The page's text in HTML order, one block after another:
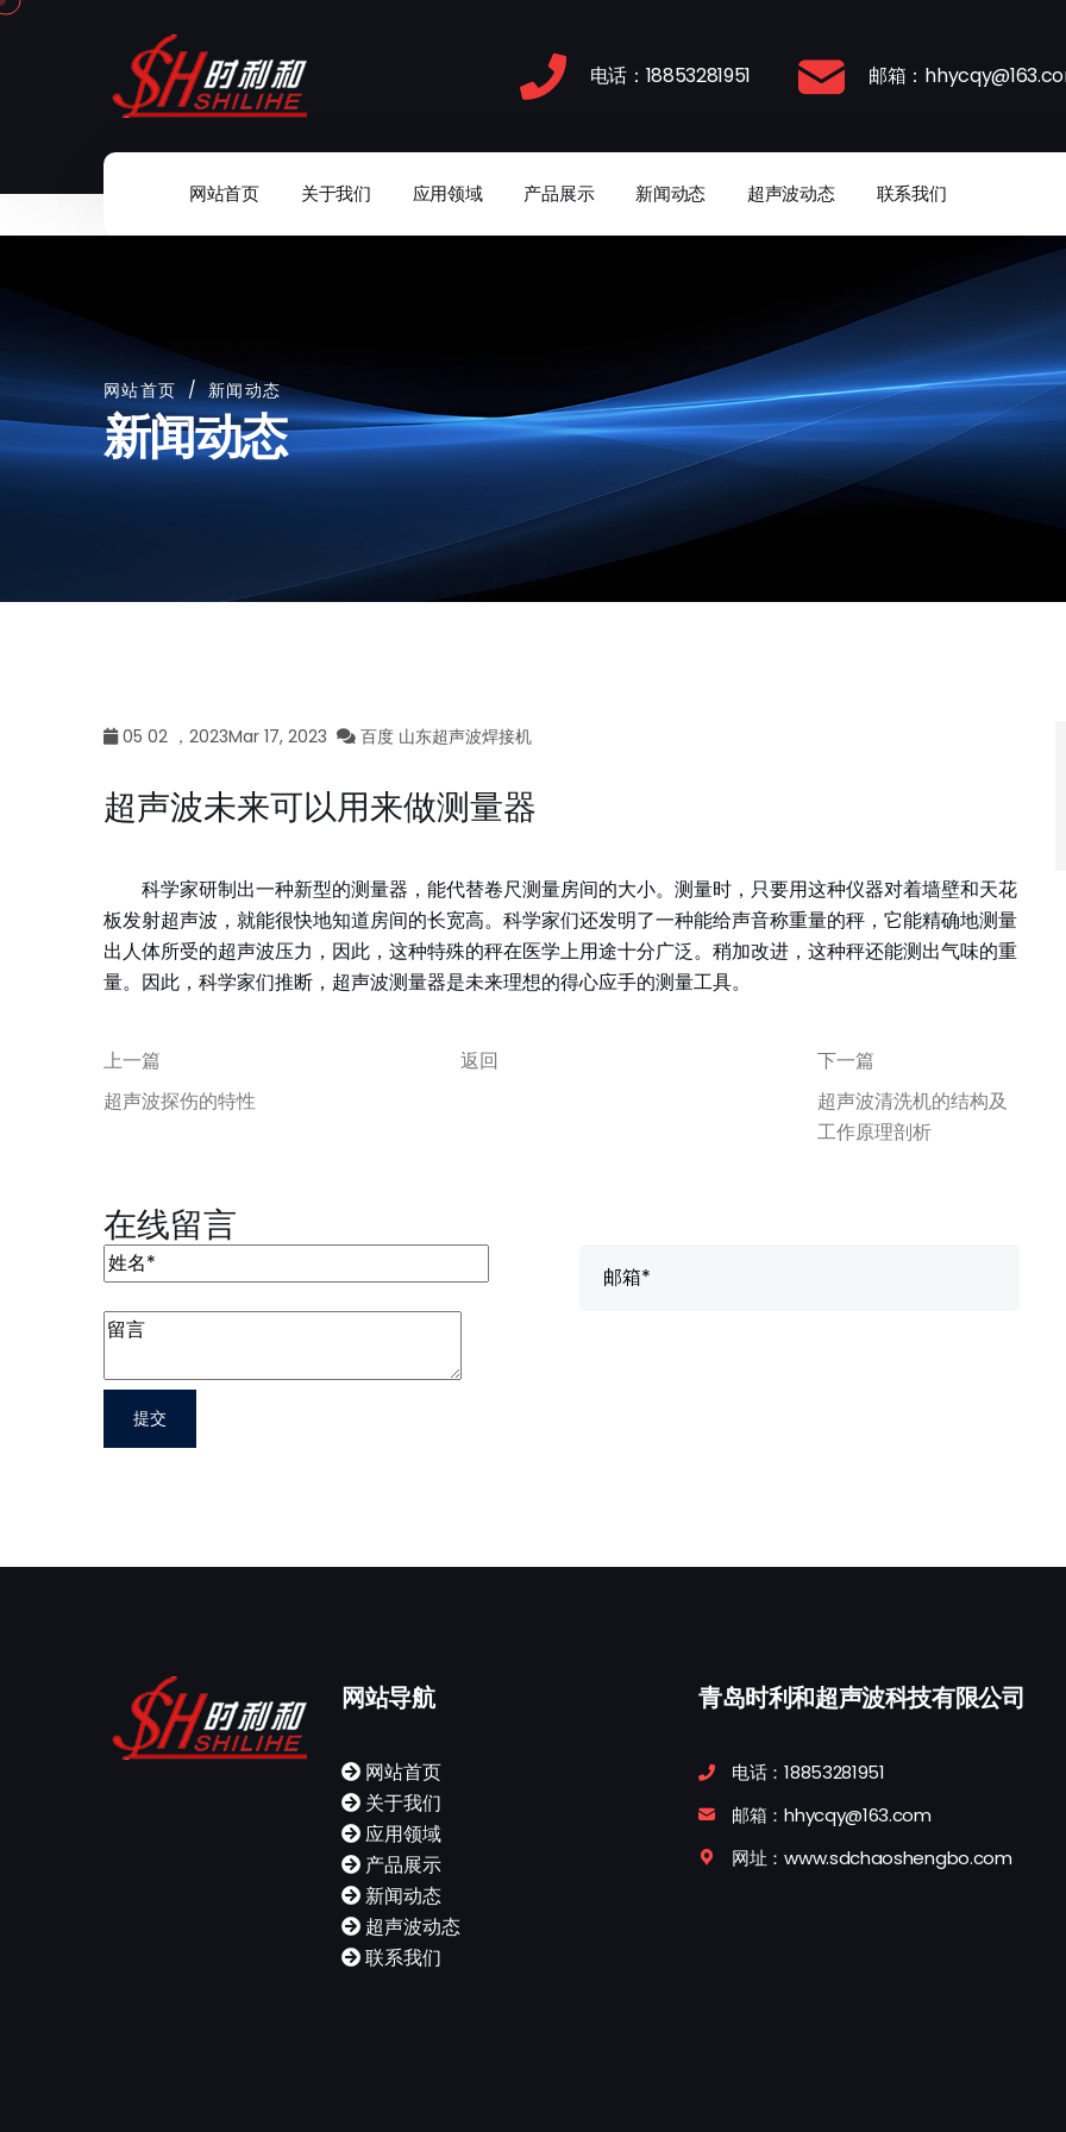
电话：18853281951 邮箱：
网站首页 关于我们 应用领域 产品展示 新闻动态 超声波动态 联系我们
网站首页 / 新闻动态
新闻动态
05 02 ，2023Mar 17, 2023 百度 山东超声波焊接机
超声波未来可以用来做测量器
科学家研制出一种新型的测量器，能代替卷尺测量房间的大小。测量时，只要用这种仪器对着墙壁和天花
板发射超声波，就能很快地知道房间的长宽高。科学家们还发明了一种能给声音称重量的秤，它能精确地测量
出人体所受的超声波压力，因此，这种特殊的秤在医学上用途十分广泛。稍加改进，这种秤还能测出气味的重
量。因此，科学家们推断，超声波测量器是未来理想的得心应手的测量工具。
上一篇
超声波探伤的特性
返回
下一篇
超声波清洗机的结构及
工作原理剖析
在线留言
网站导航
网站首页
关于我们
应用领域
产品展示
新闻动态
超声波动态
联系我们
青岛时利和超声波科技有限公司
电话：18853281951
邮箱：hhycqy@163.com
网址：www.sdchaoshengbo.com